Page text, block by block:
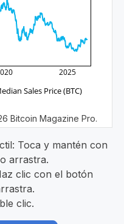
2025
Sales Price (BTC)
Bitcoin Magazine Pro.
Toca y mantén con
arrastra.
clic con el botón
clic.